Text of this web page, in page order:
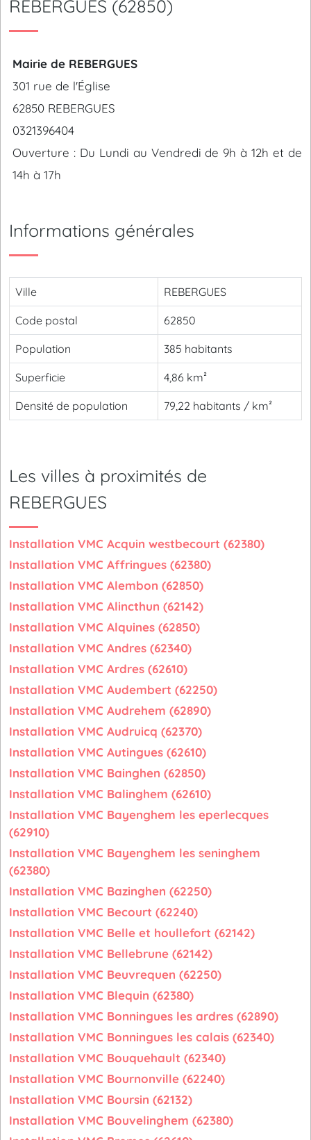
REBERGUES (62850)
Mairie de REBERGUES
301 rue de l'Église
62850 REBERGUES
0321396404
Ouverture : Du Lundi au Vendredi de 9h à 12h et de
14h à 17h
Informations générales
Ville REBERGUES
Code postal 62850
Population 385 habitants
Superficie 4,86 km²
Densité de population 79,22 habitants / km²
Les villes à proximités de
REBERGUES
Installation VMC Acquin westbecourt (62380)
Installation VMC Affringues (62380)
Installation VMC Alembon (62850)
Installation VMC Alincthun (62142)
Installation VMC Alquines (62850)
Installation VMC Andres (62340)
Installation VMC Ardres (62610)
Installation VMC Audembert (62250)
Installation VMC Audrehem (62890)
Installation VMC Audruicq (62370)
Installation VMC Autingues (62610)
Installation VMC Bainghen (62850)
Installation VMC Balinghem (62610)
Installation VMC Bayenghem les eperlecques
(62910)
Installation VMC Bayenghem les seninghem
(62380)
Installation VMC Bazinghen (62250)
Installation VMC Becourt (62240)
Installation VMC Belle et houllefort (62142)
Installation VMC Bellebrune (62142)
Installation VMC Beuvrequen (62250)
Installation VMC Blequin (62380)
Installation VMC Bonningues les ardres (62890)
Installation VMC Bonningues les calais (62340)
Installation VMC Bouquehault (62340)
Installation VMC Bournonville (62240)
Installation VMC Boursin (62132)
Installation VMC Bouvelinghem (62380)